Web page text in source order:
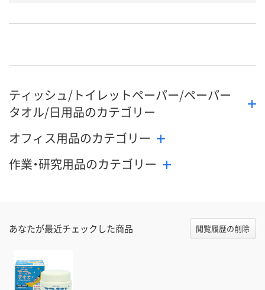
数量
カゴへ
数量
ティッシュ/トイレットペーパー/ペーパー
タオル/日用品のカテゴリー
オフィス用品のカテゴリー
作業・研究用品のカテゴリー
あなたが最近チェックした商品 閲覧履歴の削除